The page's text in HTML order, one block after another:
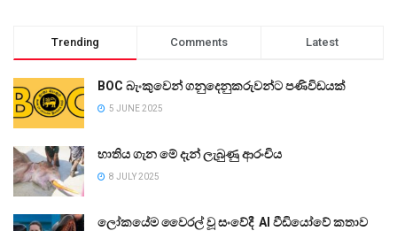
Trending Comments Latest
BOC බැංකුවෙන් ගනුදෙනුකරුවන්ට පණිවිඩයක්
5 JUNE 2025
භාතිය ගැන මේ දැන් ලැබුණු ආරංචිය
8 JULY 2025
ලෝකයේම වෛරල් වූ සංවේදී AI වීඩියෝවේ කතාව